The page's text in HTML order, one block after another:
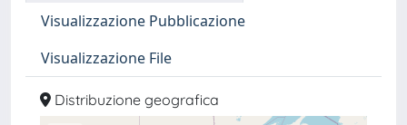
Visualizzazione Pubblicazione
Visualizzazione File
Distribuzione geografica